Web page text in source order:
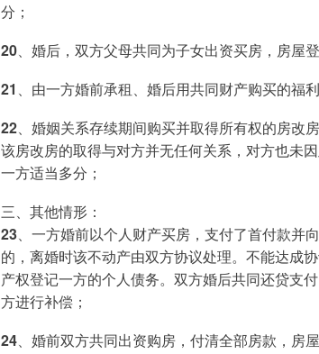
分；
20、婚后，双方父母共同为子女出资买房，房屋
21 、由一方婚前承租、婚后用共同财产购买的福
22、婚姻关系存续期间购买并取得所有权的房改
该房改房的取得与对方并无任何关系，对方也未
一方适当多分；
三、其他情形：
23、一方婚前以个人财产买房，支付了首付款并
的，离婚时该不动产由双方协议处理。不能达成
产权登记一方的个人债务。双方婚后共同还贷支
方进行补偿；
24、婚前双方共同出资购房，付清全部房款，房